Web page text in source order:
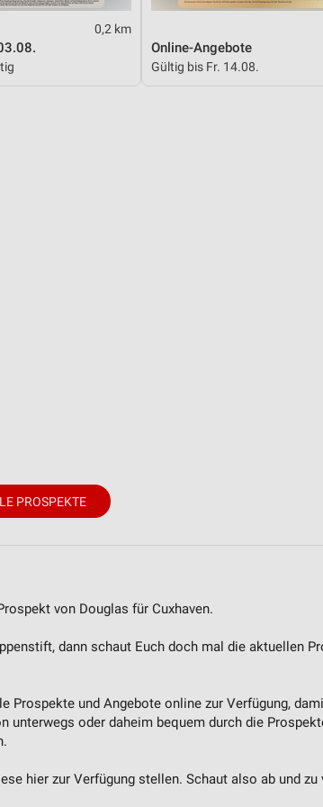
0,2 km
Online-Angebote
Gültig bis Fr. 14.08.
PROSPEKTE
von Douglas für Cuxhaven.
dann schaut Euch doch mal die aktuellen
Prospekte und Angebote online zur Verfügung,
unterwegs oder daheim bequem durch die
hier zur Verfügung stellen. Schaut also ab und zu
Daten aus verschiedenen